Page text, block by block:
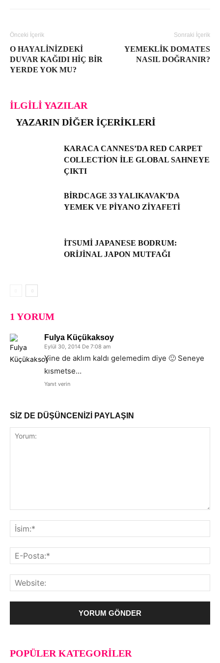
Önceki İçerik
O HAYALINIZDEKI
DUVAR KAĞIDI HIÇ BIR
YERDE YOK MU?
Sonraki İçerik
YEMEKLIK DOMATES
NASIL DOĞRANIR?
İLGILI YAZILAR
YAZARIN DIĞER İÇERIKLERI
KARACA CANNES’DA RED CARPET
COLLECTION ILE GLOBAL SAHNEYE
ÇIKTI
BIRDCAGE 33 YALIKAVAK’DA
YEMEK VE PIYANO ZIYAFETI
İTSUMI JAPANESE BODRUM:
ORIJINAL JAPON MUTFAĞI
1 YORUM
Fulya Küçükaksoy
Eylül 30, 2014 De 7:08 am
Yine de aklım kaldı gelemedim diye 🙂 Seneye
kısmetse…
Yanıt verin
SİZ DE DÜŞÜNCENİZİ PAYLAŞIN
POPÜLER KATEGORILER